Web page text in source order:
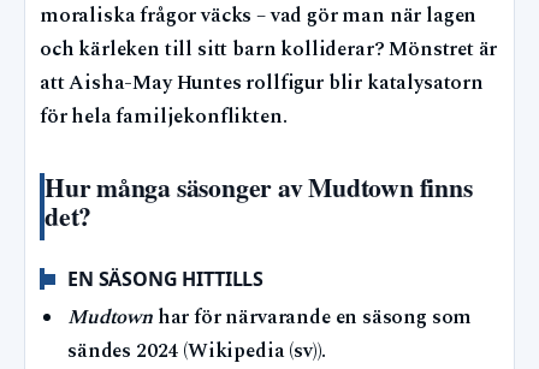
moraliska frågor väcks – vad gör man när lagen
och kärleken till sitt barn kolliderar? Mönstret är
att Aisha-May Huntes rollfigur blir katalysatorn
för hela familjekonflikten.
Hur många säsonger av Mudtown finns
det?
EN SÄSONG HITTILLS
Mudtownhar för närvarande en säsong som
sändes 2024 (Wikipedia (sv)).